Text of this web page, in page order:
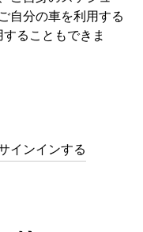
自分の車を利用する
ることもできま
インインする